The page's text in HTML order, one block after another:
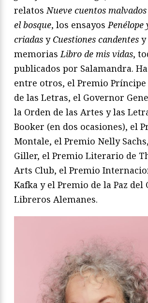
relatosNueve cuentos malvados
el bosque, los ensayosPenélope
criadas y Cuestiones candentes
memoriasLibro de mis vidas,
publicados por Salamandra.
entre otros, el Premio
de las Letras, el Governor
la Orden de las Artes y las
Booker (en dos ocasiones), el
Montale, el Premio Nelly
Giller, el Premio Literario de
Arts Club, el Premio
Kafka y el Premio de la Paz del
Libreros Alemanes.